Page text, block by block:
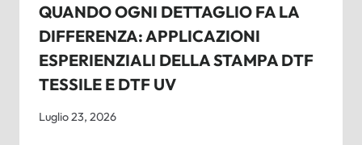
QUANDO OGNI DETTAGLIO FA LA
DIFFERENZA: APPLICAZIONI
ESPERIENZIALI DELLA STAMPA DTF
TESSILE E DTF UV
Luglio 23, 2026